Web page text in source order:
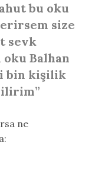
bu oku
size
sevk
Balhan
bin kişilik
ne